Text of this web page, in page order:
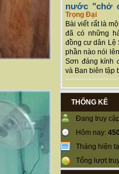
nước "chở
Trọng Đại
Bài viết rất là
đã có những
đồng cư dân Lệ
phần nào nói
Sơn đáng kính
và Ban biên tập
THỐNG KÊ
Đang truy
Hôm nay:
Tháng hiện
Tổng lượt